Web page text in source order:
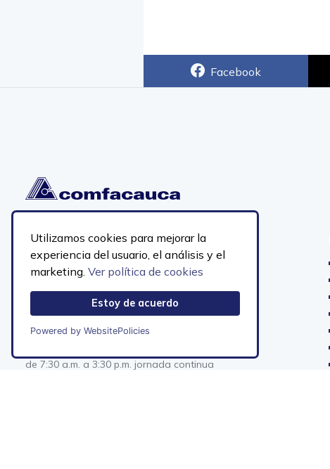
Utilizamos cookies para mejorar la
experiencia del usuario, el análisis y el
marketing. Ver política de cookies
Estoy de acuerdo
Powered by WebsitePolicies
Facebook
Sede Principal, Calle 2N No. 6A-54
Popayán, Cauca
PBX 602-8231868
Línea nacional gratuita:
notificacionesjudiciales@comfacauca.com
Mapa del sitio
Horario de atencición
de 7:30 a.m. a 3:30 p.m. jornada continua